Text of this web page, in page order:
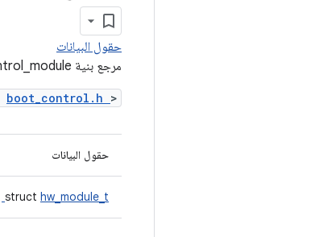
حقول البيانات
مرجع بنية boot_control_module
boot_control.h >
حقول البيانات
struct hw_module_t